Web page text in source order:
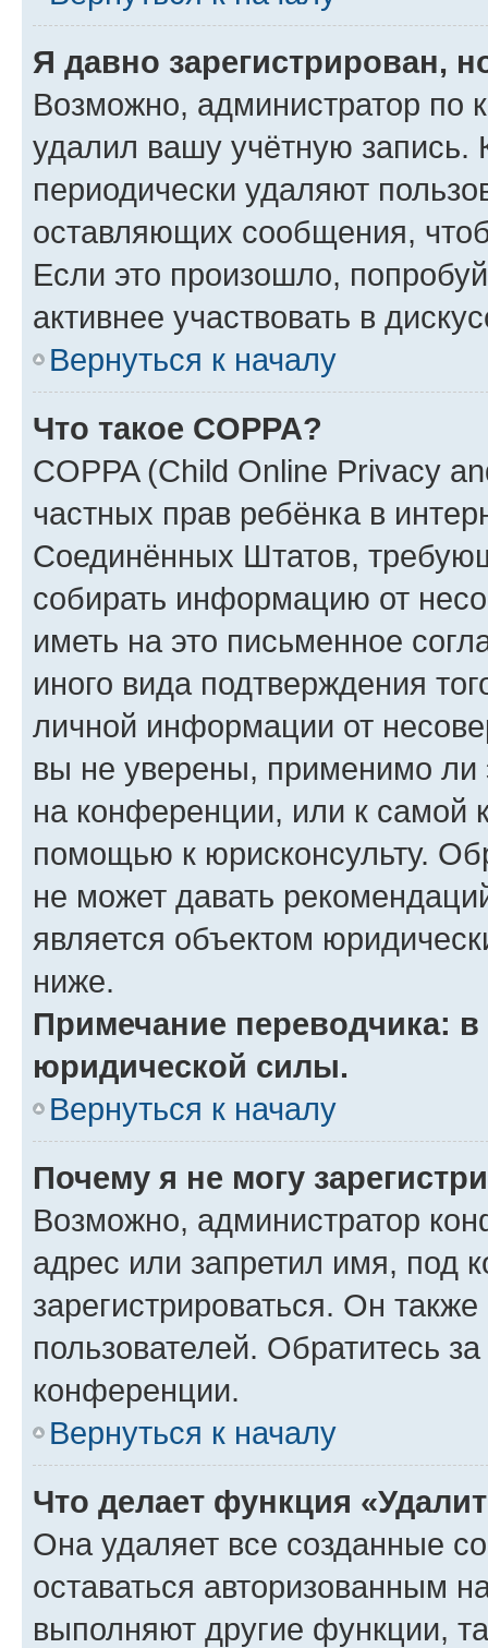
Я давно зарегистрирован,
Возможно, администратор по
удалил вашу учётную запись.
периодически удаляют
оставляющих сообщения,
Если это произошло,
активнее участвовать в
Вернуться к началу
Что такое COPPA?
COPPA (Child Online Privacy
частных прав ребёнка в
Соединённых Штатов,
собирать информацию от
иметь на это письменное
иного вида подтверждения
личной информации от
вы не уверены, применимо ли
на конференции, или к самой
помощью к юрисконсульту.
не может давать
является объектом
ниже.
Примечание переводчика:
юридической силы.
Вернуться к началу
Почему я не могу
Возможно, администратор
адрес или запретил имя, под
зарегистрироваться. Он
пользователей. Обратитесь
конференции.
Вернуться к началу
Что делает функция
Она удаляет все созданные
оставаться авторизованным
выполняют другие функции,